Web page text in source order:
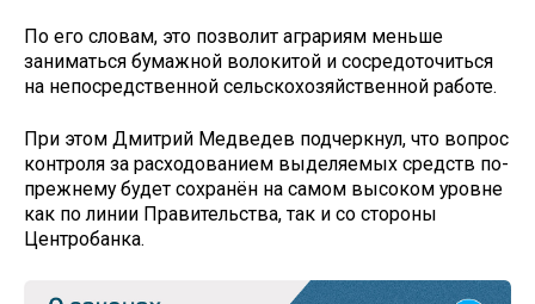
По его словам, это позволит аграриям меньше
заниматься бумажной волокитой и сосредоточиться
на непосредственной сельскохозяйственной работе.
При этом Дмитрий Медведев подчеркнул, что вопрос
контроля за расходованием выделяемых средств по-
прежнему будет сохранён на самом высоком уровне
как по линии Правительства, так и со стороны
Центробанка.